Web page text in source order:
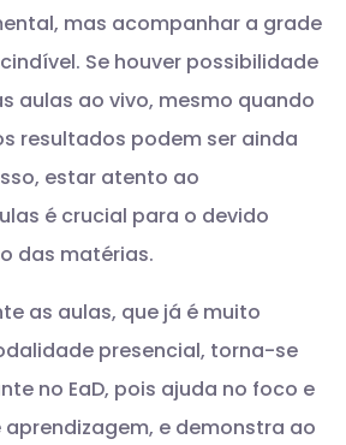
mas acompanhar a grade
Se houver possibilidade
aulas ao vivo, mesmo quando
resultados podem ser ainda
estar atento ao
é crucial para o devido
das matérias.
as aulas, que já é muito
presencial, torna-se
no EaD, pois ajuda no foco e
e demonstra ao